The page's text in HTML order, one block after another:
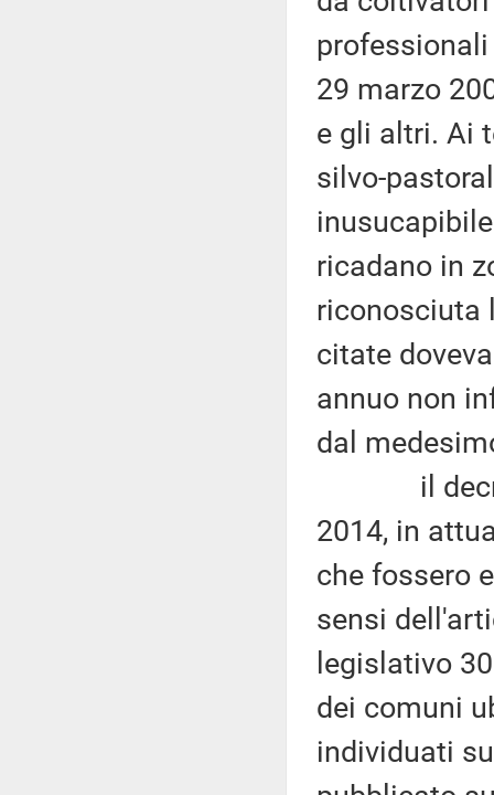
29 marzo
e gli altri. Ai
silvo-
ricadano in
riconosciuta
citate
annuo non
dal
il decreto
2014, in
che fossero
sensi
legislativo
dei comuni
individuati